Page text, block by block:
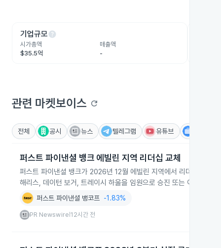
기업규모help
시가총액
$35.5억
매출액
-
관련 마켓보이스 refresh
전체 공시 뉴스 텔레그램 유튜브
퍼스트 파이낸셜 뱅크 에빌린 지역 리더십 교체
퍼스트 파이낸셜 뱅크가 2026년 12월 에빌린 지역에서 리더십 교체
해리스, 데이턴 보거, 트레이시 하울을 임원으로 승진 또는 이동시켜
퍼스트 파이낸셜 뱅코프 -1.83%
PR Newswire 12시간 전